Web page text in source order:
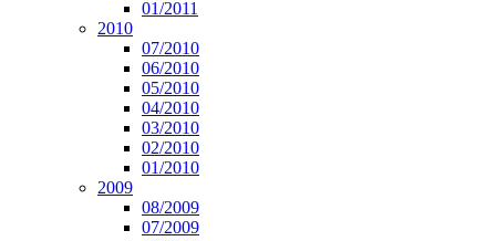
01/2011
2010
07/2010
06/2010
05/2010
04/2010
03/2010
02/2010
01/2010
2009
08/2009
07/2009